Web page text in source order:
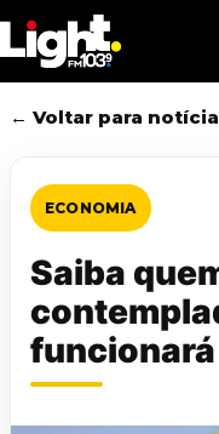
to
main
content
← Voltar para
ECONOMIA
Saiba
funcionará